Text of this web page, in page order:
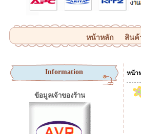
หน้าหลัก สินค้
Information
ข้อมูลเจ้าของร้าน
หน้า